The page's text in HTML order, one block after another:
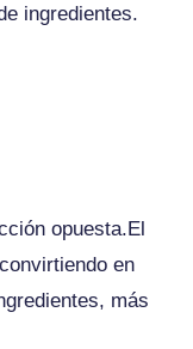
ingredientes.
opuesta.El
en
más